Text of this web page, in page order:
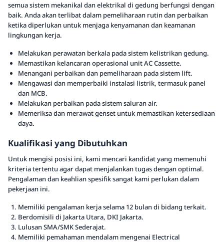
semua sistem mekanikal dan elektrikal di gedung berfungsi dengan
baik. Anda akan terlibat dalam pemeliharaan rutin dan perbaikan
ketika diperlukan untuk menjaga kenyamanan dan keamanan
lingkungan kerja.
Melakukan perawatan berkala pada sistem kelistrikan gedung.
Memastikan kelancaran operasional unit AC Cassette.
Menangani perbaikan dan pemeliharaan pada sistem lift.
Mengawasi dan memperbaiki instalasi listrik, termasuk panel
dan MCB.
Melakukan perbaikan pada sistem saluran air.
Memeriksa dan merawat genset untuk memastikan ketersediaan
daya.
Kualifikasi yang Dibutuhkan
Untuk mengisi posisi ini, kami mencari kandidat yang memenuhi
kriteria tertentu agar dapat menjalankan tugas dengan optimal.
Pengalaman dan keahlian spesifik sangat kami perlukan dalam
pekerjaan ini.
Memiliki pengalaman kerja selama 12 bulan di bidang terkait.
Berdomisili di Jakarta Utara, DKI Jakarta.
Lulusan SMA/SMK Sederajat.
Memiliki pemahaman mendalam mengenai Electrical